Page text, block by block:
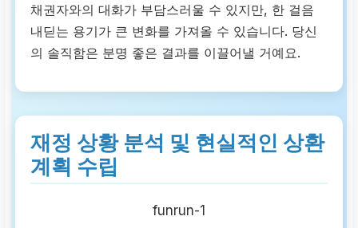
채권자와의 대화가 부담스러울 수 있지만, 한 걸음
내딛는 용기가 큰 변화를 가져올 수 있습니다. 당신
의 솔직함은 분명 좋은 결과를 이끌어낼 거예요.
재정 상황 분석 및 현실적인 상환
계획 수립
funrun-1